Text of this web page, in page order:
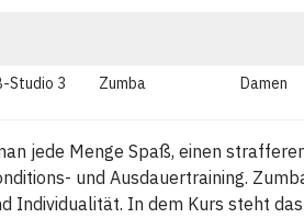
Studio 3 Zumba Damen
jede Menge Spaß, einen
und Ausdauertraining.
Individualität. In dem Kurs steht